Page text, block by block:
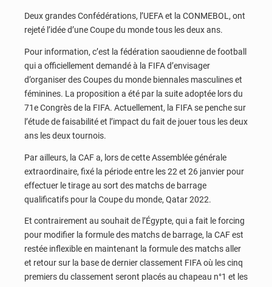
Deux grandes Confédérations, l’UEFA et la CONMEBOL, ont
rejeté l’idée d’une Coupe du monde tous les deux ans.
Pour information, c’est la fédération saoudienne de football
qui a officiellement demandé à la FIFA d’envisager
d’organiser des Coupes du monde biennales masculines et
féminines. La proposition a été par la suite adoptée lors du
71e Congrès de la FIFA. Actuellement, la FIFA se penche sur
l’étude de faisabilité et l’impact du fait de jouer tous les deux
ans les deux tournois.
Par ailleurs, la CAF a, lors de cette Assemblée générale
extraordinaire, fixé la période entre les 22 et 26 janvier pour
effectuer le tirage au sort des matchs de barrage
qualificatifs pour la Coupe du monde, Qatar 2022.
Et contrairement au souhait de l’Égypte, qui a fait le forcing
pour modifier la formule des matchs de barrage, la CAF est
restée inflexible en maintenant la formule des matchs aller
et retour sur la base de dernier classement FIFA où les cinq
premiers du classement seront placés au chapeau n°1 et les